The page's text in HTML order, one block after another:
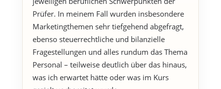
Prüfer. In meinem Fall wurden insbesondere
Marketingthemen sehr tiefgehend abgefragt,
ebenso steuerrechtliche und bilanzielle
Fragestellungen und alles rundum das Thema
Personal – teilweise deutlich über das hinaus,
was ich erwartet hätte oder was im Kurs